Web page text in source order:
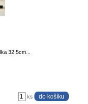
32,5cm...
ks